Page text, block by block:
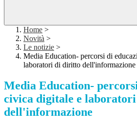
Home >
Novità >
Le notizie >
Media Education- percorsi di
laboratori di diritto dell'informazione
Media Education-
civica digitale e
dell'informazione